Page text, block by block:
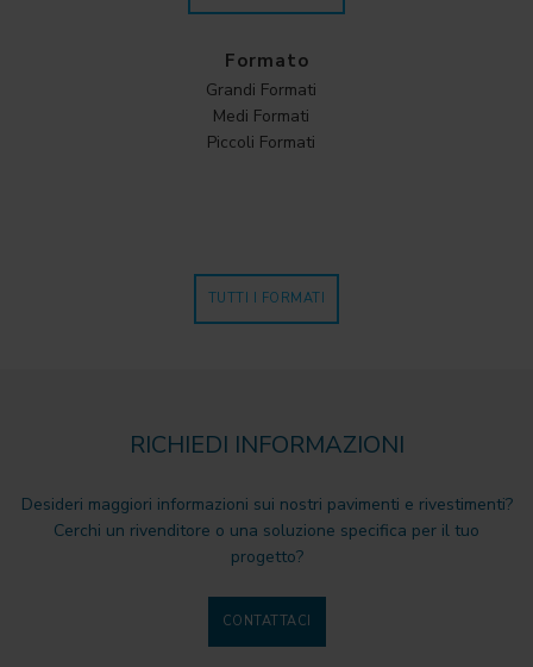
Formato
Grandi Formati
Medi Formati
Piccoli Formati
TUTTI I FORMATI
RICHIEDI INFORMAZIONI
Desideri maggiori informazioni sui nostri pavimenti e rivestimenti?
Cerchi un rivenditore o una soluzione specifica per il tuo
progetto?
CONTATTACI